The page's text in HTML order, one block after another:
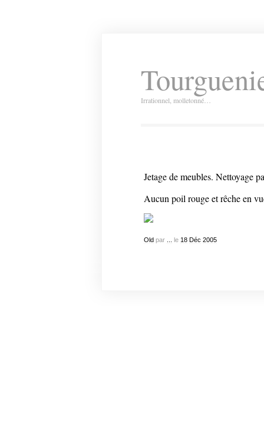
Irrationnel, molletonné…
Jetage de meubles. Nettoyage
Aucun poil rouge et rêche en
Oldpar le 18 Déc 2005